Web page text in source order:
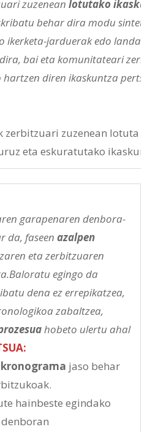
zuzenean lotutako
behar dira modu
ikerketa-jarduerak edo
bai eta komunitateari
diren ikaskuntza
zerbitzuari zuzenean lotuta
eta eskuratutako
garapenaren denbora-
da, faseen azalpen
eta zerbitzuaren
egingo da
dena ez errepikatzea,
zabaltzea,
hobeto ulertu ahal
kronograma jaso behar
hainbeste egindako